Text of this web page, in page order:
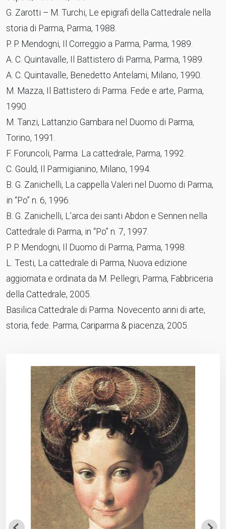
G. Zarotti – M. Turchi, Le epigrafi della Cattedrale nella
storia di Parma, Parma, 1988.
P. P. Mendogni, Il Correggio a Parma, Parma, 1989.
A. C. Quintavalle, Il Battistero di Parma, Parma, 1989.
A. C. Quintavalle, Benedetto Antelami, Milano, 1990.
M. Mazza, Il Battistero di Parma. Fede e arte, Parma,
1990.
M. Tanzi, Lattanzio Gambara nel Duomo di Parma,
Torino, 1991.
F. Foruncoli, Parma. La cattedrale, Parma, 1992.
C. Gould, Il Parmigianino, Milano, 1994.
B. G. Zanichelli, La cappella Valeri nel Duomo di Parma,
in “Po” n. 6, 1996.
B. G. Zanichelli, L’arca dei santi Abdon e Sennen nella
Cattedrale di Parma, in “Po” n. 7, 1997.
P. P. Mendogni, Il Duomo di Parma, Parma, 1998.
L. Testi, La cattedrale di Parma, Nuova edizione
aggiornata e ordinata da M. Pellegri, Parma, Fabbriceria
della Cattedrale, 2005.
Basilica Cattedrale di Parma. Novecento anni di arte,
storia, fede. Parma, Cariparma & piacenza, 2005.